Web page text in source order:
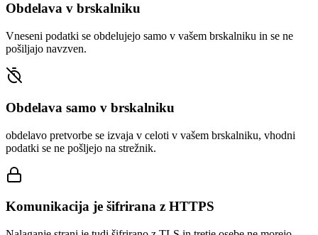
Obdelava v brskalniku
Vneseni podatki se obdelujejo samo v vašem brskalniku in se ne
pošiljajo navzven.
Obdelava samo v brskalniku
obdelavo pretvorbe se izvaja v celoti v vašem brskalniku, vhodni
podatki se ne pošljejo na strežnik.
Komunikacija je šifrirana z HTTPS